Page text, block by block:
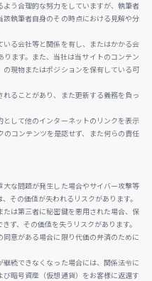
う合理的な努力をしていますが、執筆者
執筆者自身のその時点における見解や分
る会社等と関係を有し、またはかかる会
ます。また、当社は当サイトのコンテン
現物またはポジションを保有している可
ることがあり、また更新する義務を負っ
して他のインターネットのリンクを表示
コンテンツを是認せず、また何らの責任
な問題が発生した場合やサイバー攻撃等
その価値が失われるリスクがあります。
は第三者に秘密鍵を悪用された場合、保
ず、その価値を失うリスクがあります。
意がある場合に限り代価の弁済のために
続できなくなった場合には、関係法令に
暗号資産（仮想通貨）をお客様に返還す